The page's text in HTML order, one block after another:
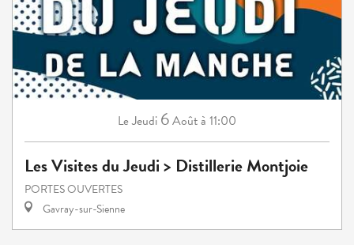
LeJeudi 6Aoûtà 11:00
Les Visites du Jeudi > Distillerie Montjoie
PORTES OUVERTES
Gavray-sur-Sienne